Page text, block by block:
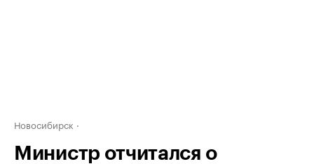
Новосибирск
Министр отчитался о